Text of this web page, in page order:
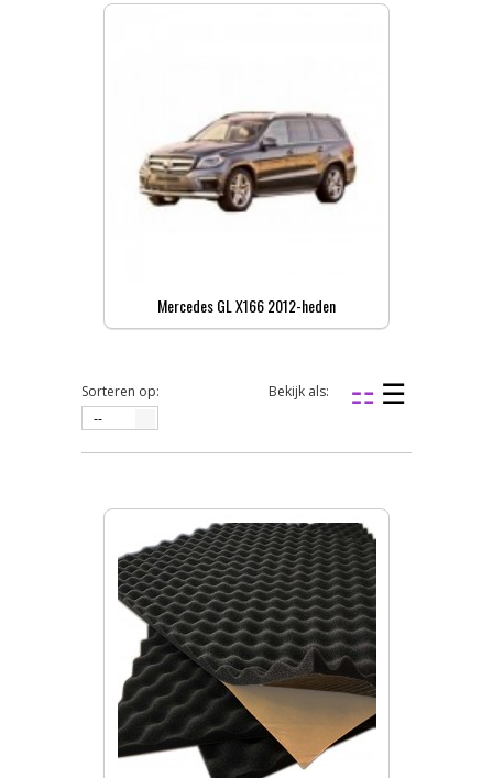
Mercedes GL X166 2012-heden
Sorteren op:
--
Bekijk als: